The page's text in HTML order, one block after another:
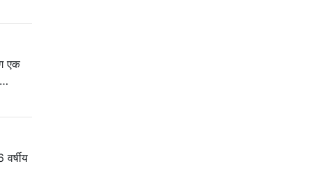
एक